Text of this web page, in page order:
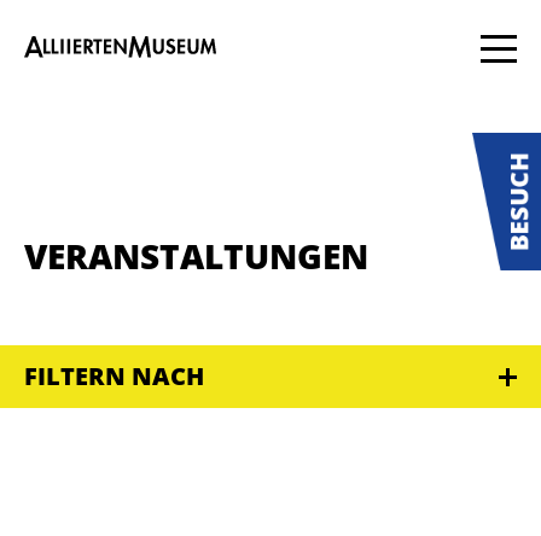
VERANSTALTUNGEN
FILTERN NACH